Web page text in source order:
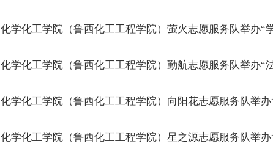
化学化工学院（鲁西化工工程学院）萤火志愿服务队举办“
化学化工学院（鲁西化工工程学院）勤航志愿服务队举办“
化学化工学院（鲁西化工工程学院）向阳花志愿服务队举
化学化工学院（鲁西化工工程学院）星之源志愿服务队举